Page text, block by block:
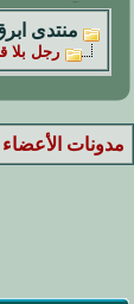
منتدى
رجل بلا
مدونات الأعضاء